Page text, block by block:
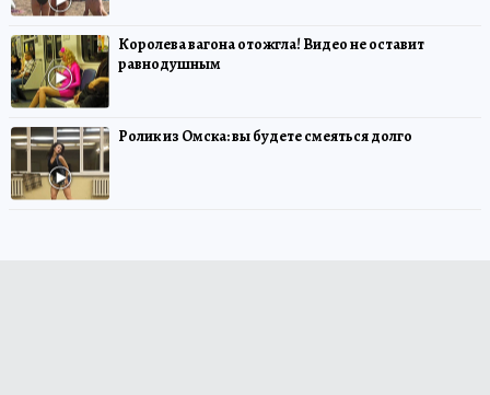
Королева вагона отожгла! Видео не оставит
равнодушным
Ролик из Омска: вы будете смеяться долго